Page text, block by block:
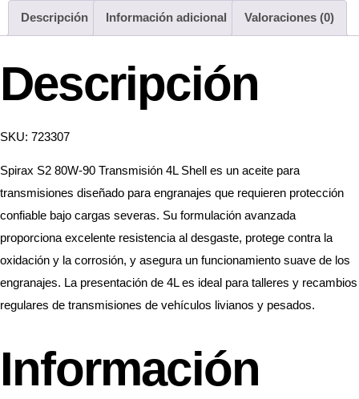
Descripción Información adicional Valoraciones (0)
Descripción
SKU: 723307
Spirax S2 80W-90 Transmisión 4L Shell es un aceite para
transmisiones diseñado para engranajes que requieren protección
confiable bajo cargas severas. Su formulación avanzada
proporciona excelente resistencia al desgaste, protege contra la
oxidación y la corrosión, y asegura un funcionamiento suave de los
engranajes. La presentación de 4L es ideal para talleres y recambios
regulares de transmisiones de vehículos livianos y pesados.
Información